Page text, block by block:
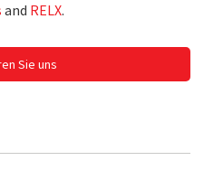
and RELX.
Sie uns